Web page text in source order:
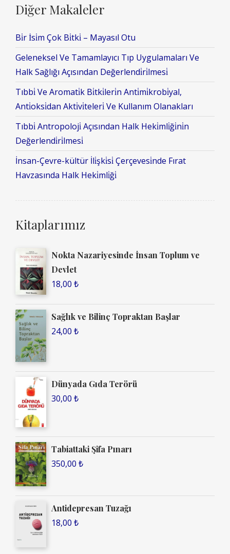
Diğer Makaleler
Bi̇r İsi̇m Çok Bi̇tki̇ – Mayasıl Otu
Geleneksel Ve Tamamlayıcı Tıp Uygulamaları Ve
Halk Sağlığı Açısından Değerlendi̇ri̇lmesi̇
Tıbbi̇ Ve Aromati̇k Bi̇tki̇leri̇n Anti̇mi̇krobi̇yal,
Anti̇oksi̇dan Akti̇vi̇teleri̇ Ve Kullanım Olanakları
Tıbbi̇ Antropoloji̇ Açısından Halk Heki̇mli̇ği̇ni̇n
Değerlendi̇ri̇lmesi̇
İnsan-Çevre-kültür İli̇şki̇si̇ Çerçevesi̇nde Fırat
Havzasında Halk Heki̇mli̇ği̇
Kitaplarımız
Nokta Nazariyesinde İnsan Toplum ve
Devlet
18,00 ₺
Sağlık ve Bilinç Topraktan Başlar
24,00 ₺
Dünyada Gıda Terörü
30,00 ₺
Tabiattaki Şifa Pınarı
350,00 ₺
Antidepresan Tuzağı
18,00 ₺